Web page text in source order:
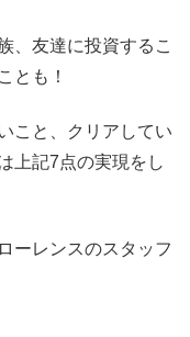
、友達に投資するこ
とも！
こと、クリアしてい
上記7点の実現をし
ーレンスのスタッフ